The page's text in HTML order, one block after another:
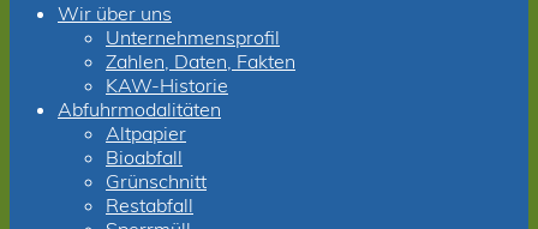
Wir über uns
Unternehmensprofil
Zahlen, Daten, Fakten
KAW-Historie
Abfuhrmodalitäten
Altpapier
Bioabfall
Grünschnitt
Restabfall